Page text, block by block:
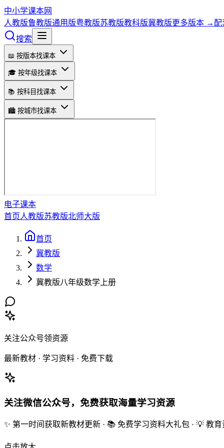
中小学课本网
人教版鲁教版通用版粤教版苏教版教科版冀教版更多版本 → 配
搜索
📖 按版本找课本
🎓 按年级找课本
📚 按科目找课本
🏙️ 按城市找课本
电子课本
首页人教版苏教版北师大版
首页
冀教版
数学
冀教版八年级数学上册
关注公众号领资源
最新教材 · 学习资料 · 免费下载
关注微信公众号，免费获取海量学习资源
✨ 第一时间获取新教材更新 · 📚 免费学习资料大礼包 · 💡 教